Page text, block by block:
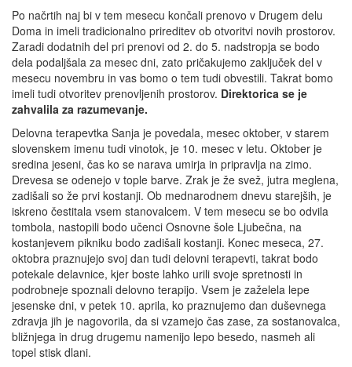
Po načrtih naj bi v tem mesecu končali prenovo v Drugem delu
Doma in imeli tradicionalno prireditev ob otvoritvi novih prostorov.
Zaradi dodatnih del pri prenovi od 2. do 5. nadstropja se bodo
dela podaljšala za mesec dni, zato pričakujemo zaključek del v
mesecu novembru in vas bomo o tem tudi obvestili. Takrat bomo
imeli tudi otvoritev prenovljenih prostorov. Direktorica se je
zahvalila za razumevanje.
Delovna terapevtka Sanja je povedala, mesec oktober, v starem
slovenskem imenu tudi vinotok, je 10. mesec v letu. Oktober je
sredina jeseni, čas ko se narava umirja in pripravlja na zimo.
Drevesa se odenejo v tople barve. Zrak je že svež, jutra meglena,
zadišali so že prvi kostanji. Ob mednarodnem dnevu starejših, je
iskreno čestitala vsem stanovalcem. V tem mesecu se bo odvila
tombola, nastopili bodo učenci Osnovne šole Ljubečna, na
kostanjevem pikniku bodo zadišali kostanji. Konec meseca, 27.
oktobra praznujejo svoj dan tudi delovni terapevti, takrat bodo
potekale delavnice, kjer boste lahko urili svoje spretnosti in
podrobneje spoznali delovno terapijo. Vsem je zaželela lepe
jesenske dni, v petek 10. aprila, ko praznujemo dan duševnega
zdravja jih je nagovorila, da si vzamejo čas zase, za sostanovalca,
bližnjega in drug drugemu namenijo lepo besedo, nasmeh ali
topel stisk dlani.